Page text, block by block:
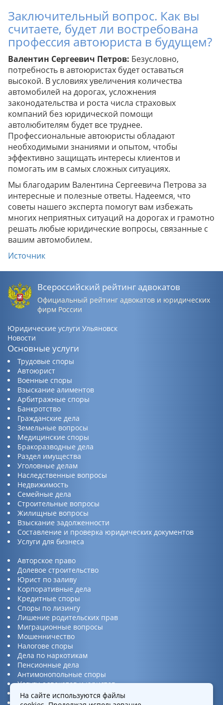
Заключительный вопрос. Как вы
считаете, будет ли востребована
профессия автоюриста в будущем?
Валентин Сергеевич Петров: Безусловно,
потребность в автоюристах будет оставаться
высокой. В условиях увеличения количества
автомобилей на дорогах, усложнения
законодательства и роста числа страховых
компаний без юридической помощи
автолюбителям будет все труднее.
Профессиональные автоюристы обладают
необходимыми знаниями и опытом, чтобы
эффективно защищать интересы клиентов и
помогать им в самых сложных ситуациях.
Мы благодарим Валентина Сергеевича Петрова за
интересные и полезные ответы. Надеемся, что
советы нашего эксперта помогут вам избежать
многих неприятных ситуаций на дорогах и грамотно
решать любые юридические вопросы, связанные с
вашим автомобилем.
Источник
Всероссийский рейтинг адвокатов
Официальный рейтинг адвокатов и юридических
фирм России
Юридические услуги Ульяновск
Новости
Основные услуги
Трудовые споры
Автоюрист
Военные споры
Взыскание алиментов
Арбитражные споры
Банкротство
Гражданские дела
Земельные вопросы
Медицинские споры
Бракоразводные дела
Раздел имущества
Уголовные делам
Наследственные вопросы
Недвижимость
Семейные дела
Строительные вопросы
Жилищные вопросы
Взыскание задолженности
Составление и проверка юридических документов
Услуги для бизнеса
Авторское право
Долевое строительство
Юрист по заливу
Корпоративные дела
Кредитные споры
Споры по лизингу
Лишение родительских прав
Миграционные вопросы
Мошенничество
Налогове споры
Дела по наркотикам
Пенсионные дела
Антимонопольные споры
Услуги адвокатов и юристов
Юридическая консультация
Споры по ДТП
На сайте используются файлы